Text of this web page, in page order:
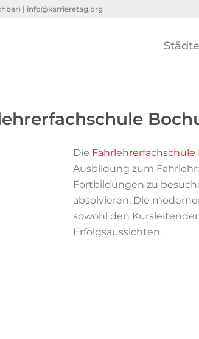
| info@karrieretag.org
Städte
Die Fahrlehrerfachschule
Ausbildung zum
Fortbildungen zu
absolvieren. Die
sowohl den
Erfolgsaussichten.